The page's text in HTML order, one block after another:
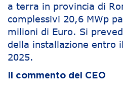
a terra in provincia di
complessivi 20,6 MWp
milioni di Euro. Si
della installazione entro
2025.
Il commento del CEO